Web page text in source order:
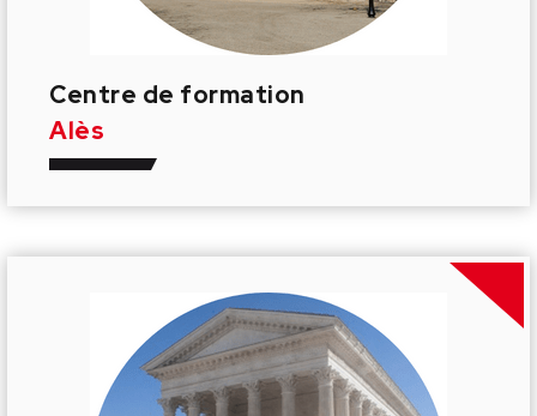
Centre de formation
Alès